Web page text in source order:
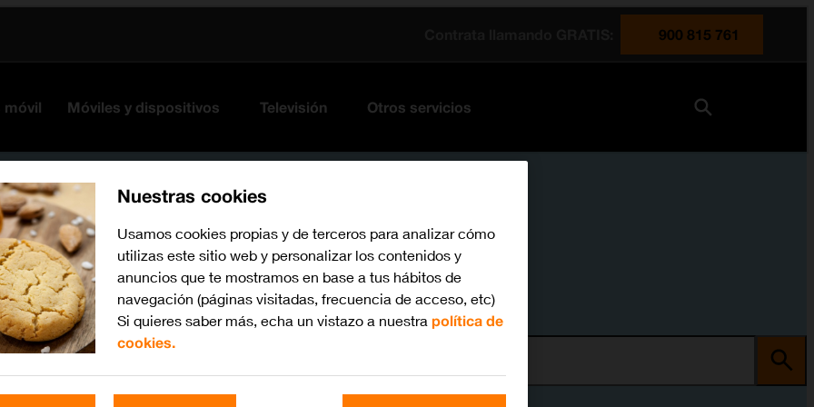
900 815 761
móvil Móviles y dispositivos Televisión Otros servicios
Nuestras cookies
Usamos cookies propias y de terceros para analizar cómo
utilizas este sitio web y personalizar los contenidos y
anuncios que te mostramos en base a tus hábitos de
navegación (páginas visitadas, frecuencia de acceso, etc)
Si quieres saber más, echa un vistazo a nuestra política de
cookies.